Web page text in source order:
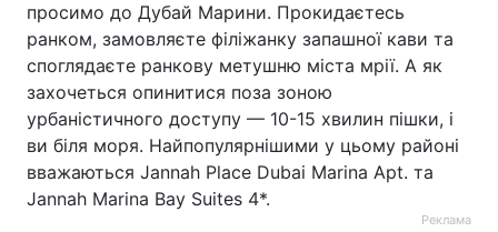
просимо до Дубай Марини. Прокидаєтесь
ранком, замовляєте філіжанку запашної кави та
споглядаєте ранкову метушню міста мрії. А як
захочеться опинитися поза зоною
урбаністичного доступу — 10-15 хвилин пішки, і
ви біля моря. Найпопулярнішими у цьому районі
вважаються Jannah Place Dubai Marina Apt. та
Jannah Marina Bay Suites 4*.
Реклама